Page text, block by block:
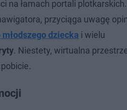
na łamach portali plotkarskich.
przyciąga uwagę
dziecka i wielu
. Niestety, wirtualna